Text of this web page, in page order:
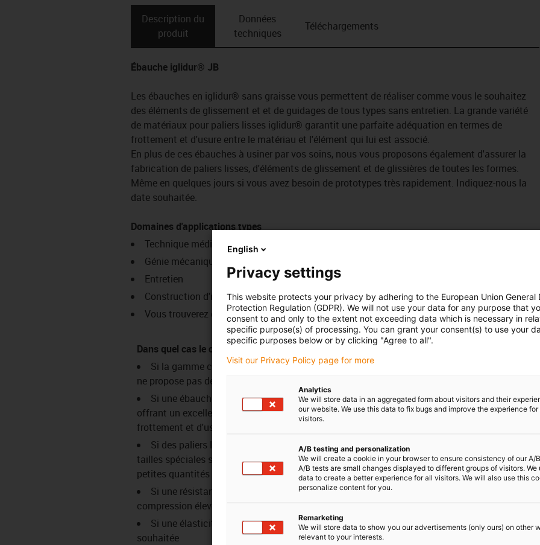
Description du
produit
Données
techniques
Téléchargements
Ébauche iglidur® JB
Les ébauches en iglidur® sans graisse vous permettent de réaliser comme vous le souhaitez
des éléments de glissement et et de guidages de tous types sans entretien. La grande variété
de matériaux pour paliers lisses iglidur® garantit une parfaite adéquation en termes de
frottement et d'usure entre le matériau et l'élément qui lui est associé.
En plus de ces ébauches à usiner par vos soins, nous vous proposons également d'assurer la
fabrication de paliers lisses, d'éléments de glissement et de glissières de toutes les formes.
Même en quelques jours si vous avez besoin de prototypes très rapidement. Indiquez-nous la
date souhaitée.
Domaines d'applications types
Technique médicale
Génie mécanique spécial
Entretien
Construction d'installations
Vous trouverez de nombreux autres domaines d'utilisation sousIndustry solutions
Dans quel cas le choisir
Si la gamme catalogue iglidur®
ne propose pas de taille adaptée
Si une ébauche en polymère
offrant un excellent coefficient de
frottement et d'usure est requise
Si des paliers lisses iglidur® en
tailles spéciales sont requis en
petites quantités
Si une résistance à la
compression élevée est exigée
Si une élasticité élevée est
souhaitée
S'il existe un palier lisse catalogue standard
adapté
requis en grandes quantités
Si une ébauche en polymères techniques n'est
pas requise et si une ébauche sans propriétés
tribologiques fait l'affaire pour l'application
English
Privacy settings
This website protects your privacy by adhering to the European Union General
Protection Regulation (GDPR). We will not use your data for any purpose that
consent to and only to the extent not exceeding data which is necessary in
specific purpose(s) of processing. You can grant your consent(s) to use your
specific purposes below or by clicking "Agree to all".
Visit our Privacy Policy page for more
Analytics
We will store data in an aggregated form about visitors and their
our website. We use this data to fix bugs and improve the experience for
visitors.
A/B testing and personalization
We will create a cookie in your browser to ensure consistency of our A/
A/B tests are small changes displayed to different groups of visitors. We
data to create a better experience for all visitors. We will also use this
personalize content for you.
Remarketing
We will store data to show you our advertisements (only ours) on other
relevant to your interests.